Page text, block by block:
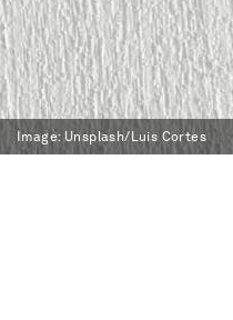
Image: Unsplash/Luis Cortes